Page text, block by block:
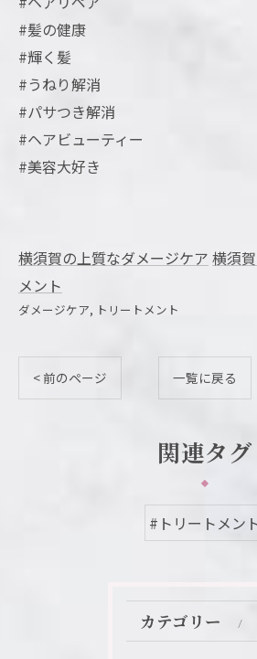
#髪の健康
#輝く髪
#うねり解消
#パサつき解消
#ヘアビューティー
#美容大好き
横須賀の上質なダメージケア 横須
メント
ダメージケア トリートメント
< 前のページ 一覧に戻る
関連タグ
#トリートメン
カテゴリー